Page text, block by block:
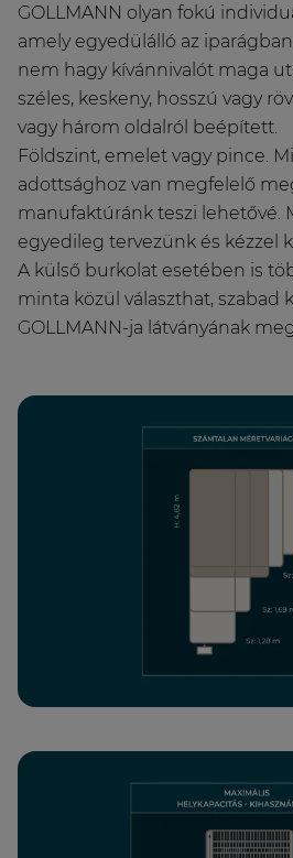
GOLLMANN olyan fokú
amely egyedülálló az
nem hagy kívánnivalót maga
széles, keskeny, hosszú vagy
vagy három oldalról beépített.
Földszint, emelet vagy pince.
adottsághoz van megfelelő
manufaktúránk teszi lehetővé.
egyedileg tervezünk és kézzel
A külső burkolat esetében is
minta közül választhat, szabad
GOLLMANN-ja látványának